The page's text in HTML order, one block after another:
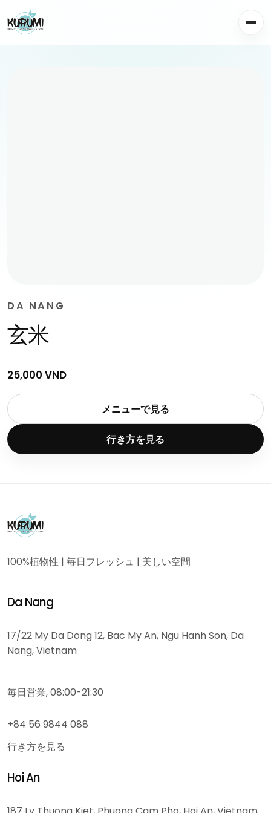
DA NANG
玄米
25,000 VND
メニューで見る
行き方を見る
100%植物性 | 毎日フレッシュ | 美しい空間
Da Nang
17/22 My Da Dong 12, Bac My An, Ngu Hanh Son, Da
Nang, Vietnam
毎日営業, 08:00-21:30
+84 56 9844 088
行き方を見る
Hoi An